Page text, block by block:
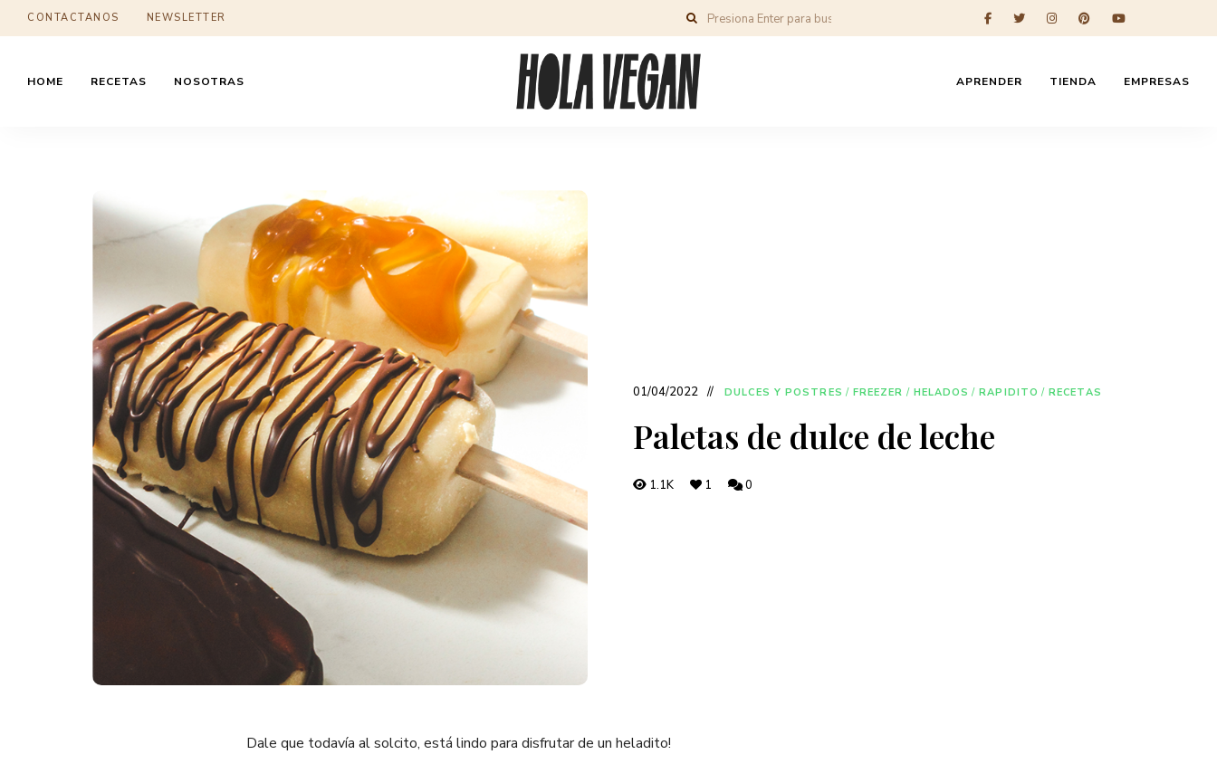
CONTACTANOS NEWSLETTER
HOME RECETAS NOSOTRAS APRENDER TIENDA EMPRESAS
01/04/2022 DULCES Y POSTRES / FREEZER / HELADOS / RAPIDITO / RECETAS
Paletas de dulce de leche
1.1K 1 0
Dale que todavía al solcito, está lindo para disfrutar de un heladito!